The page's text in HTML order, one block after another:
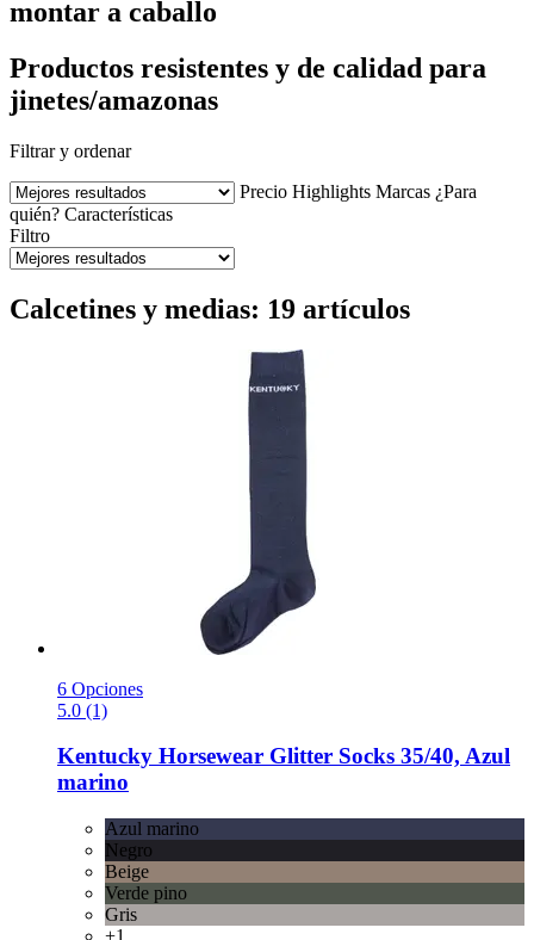
montar a caballo
Productos resistentes y de calidad para
jinetes/amazonas
Filtrar y ordenar
Precio Highlights Marcas ¿Para
quién? Características
Filtro
Calcetines y medias: 19 artículos
6 Opciones
5.0 (1)
Kentucky Horsewear Glitter Socks 35/40, Azul
marino
Azul marino
Negro
Beige
Verde pino
Gris
+1